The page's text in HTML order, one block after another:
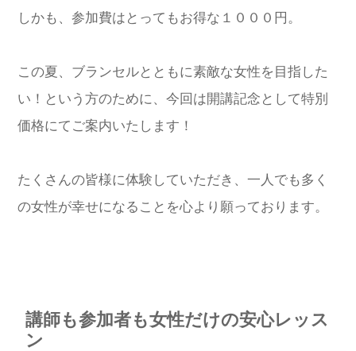
しかも、参加費はとってもお得な１０００円。
この夏、ブランセルとともに素敵な女性を目指した
い！という方のために、今回は開講記念として特別
価格にてご案内いたします！
たくさんの皆様に体験していただき、一人でも多く
の女性が幸せになることを心より願っております。
講師も参加者も女性だけの安心レッス
ン